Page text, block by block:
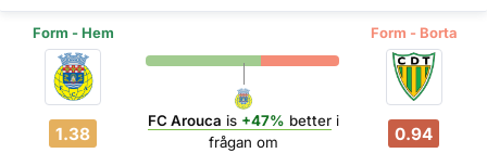
Form - Hem Form - Borta
1.38
FC Arouca is +47% betteri
frågan om
0.94